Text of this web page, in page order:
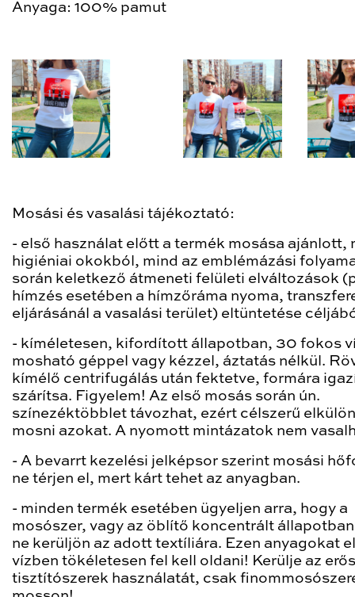
Anyaga: 100% pamut
Mosási és vasalási tájékoztató:
- első használat előtt a termék mosása ajánlott,
higiéniai okokból, mind az emblémázási
során keletkező átmeneti felületi elváltozások
hímzés esetében a hímzőráma nyoma,
eljárásánál a vasalási terület) eltüntetése
- kíméletesen, kifordított állapotban, 30 fokos
mosható géppel vagy kézzel, áztatás nélkül.
kímélő centrifugálás után fektetve, formára
szárítsa. Figyelem! Az első mosás során ún.
színezéktöbblet távozhat, ezért célszerű
mosni azokat. A nyomott mintázatok nem
- A bevarrt kezelési jelképsor szerint mosási
ne térjen el, mert kárt tehet az anyagban.
- minden termék esetében ügyeljen arra, hogy a
mosószer, vagy az öblítő koncentrált
ne kerüljön az adott textíliára. Ezen anyagokat
vízben tökéletesen fel kell oldani! Kerülje az erős
tisztítószerek használatát, csak